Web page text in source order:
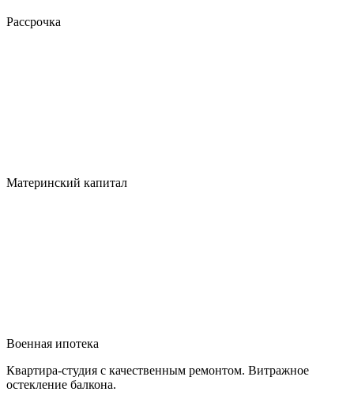
Рассрочка
Материнский капитал
Военная ипотека
Квартира-студия с качественным ремонтом. Витражное
остекление балкона.